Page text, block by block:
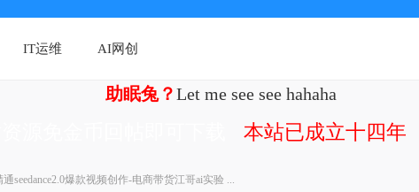
IT运维 AI网创
助眠兔？Let me see see hahaha
本站已成立十四年
通seedance2.0爆款视频创作-电商带货江哥ai实验 ...